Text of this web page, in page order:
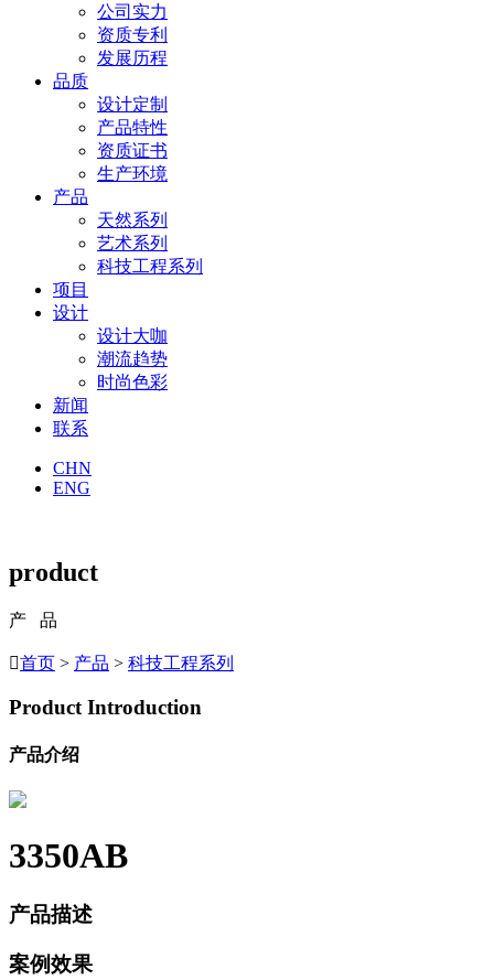
公司实力
资质专利
发展历程
品质
设计定制
产品特性
资质证书
生产环境
产品
天然系列
艺术系列
科技工程系列
项目
设计
设计大咖
潮流趋势
时尚色彩
新闻
联系
CHN
ENG
product
产 品
首页 > 产品 > 科技工程系列
Product Introduction
产品介绍
3350AB
产品描述
案例效果